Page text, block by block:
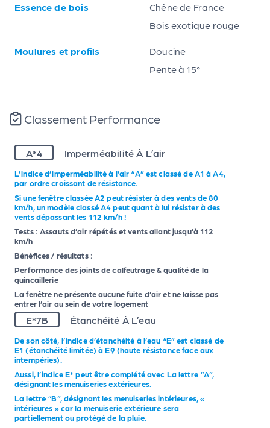
Essence de bois
Chêne de France
Bois exotique rouge
Moulures et profils
Doucine
Pente à 15°
Classement Performance
A*4 Imperméabilité À L’air
L’indice d’imperméabilité à l’air “A” est classé de A1 à A4,
par ordre croissant de résistance.
Si une fenêtre classée A2 peut résister à des vents de 80
km/h, un modèle classé A4 peut quant à lui résister à des
vents dépassant les 112 km/h !
Tests : Assauts d’air répétés et vents allant jusqu’à 112
km/h
Bénéfices / résultats :
Performance des joints de calfeutrage & qualité de la
quincaillerie
La fenêtre ne présente aucune fuite d’air et ne laisse pas
entrer l’air au sein de votre logement
E*7B Étanchéité À L’eau
De son côté, l’indice d’étanchéité à l’eau “E” est classé de
E1 (étanchéité limitée) à E9 (haute résistance face aux
intempéries).
Aussi, l’indice E* peut être complété avec La lettre “A”,
désignant les menuiseries extérieures.
La lettre “B”, désignant les menuiseries intérieures, «
intérieures » car la menuiserie extérieure sera
partiellement ou protégé de la pluie.